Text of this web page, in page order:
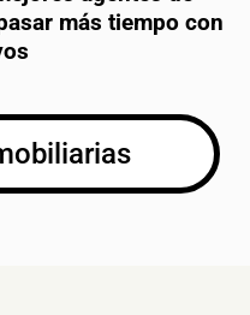
más tiempo con